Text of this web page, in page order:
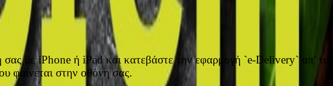
σας με iPhone ή iPad και κατεβάστε την εφαρμογή `e-Delivery` απ'
φαίνεται στην οθόνη σας.